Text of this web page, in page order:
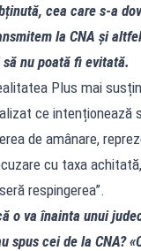
cea care s‑a
la CNA și
nu poată fi evitată.
Plus mai
ce intenționează
de amânare,
cu taxa
respingerea”.
o va înainta unui
spus cei de la CNA?